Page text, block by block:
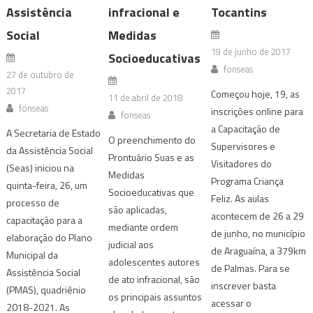
Assistência
Social
27 de outubro de
2017
fonseas
A Secretaria de Estado
da Assistência Social
(Seas) iniciou na
quinta-feira, 26, um
processo de
capacitação para a
elaboração do Plano
Municipal da
Assistência Social
(PMAS), quadriênio
2018-2021. As
infracional e
Medidas
Socioeducativas
11 de abril de 2018
fonseas
O preenchimento do
Prontuário Suas e as
Medidas
Socioeducativas que
são aplicadas,
mediante ordem
judicial aos
adolescentes autores
de ato infracional, são
os principais assuntos
Tocantins
19 de junho de 2017
fonseas
Começou hoje, 19, as
inscrições online para
a Capacitação de
Supervisores e
Visitadores do
Programa Criança
Feliz. As aulas
acontecem de 26 a 29
de junho, no município
de Araguaína, a 379km
de Palmas. Para se
inscrever basta
acessar o